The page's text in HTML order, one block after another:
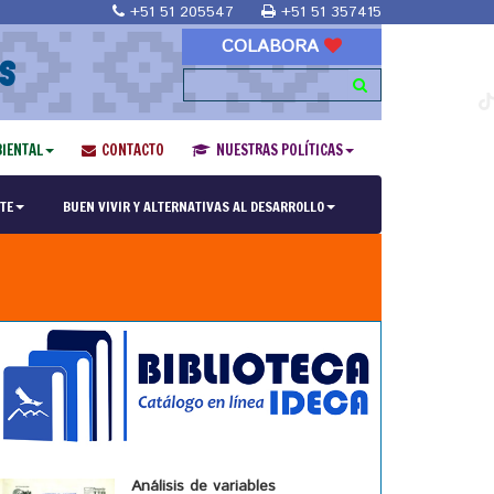
+51 51 205547 +51 51 357415
COLABORA
CONTACTO NUESTRAS POLÍTICAS
BUEN VIVIR Y ALTERNATIVAS AL DESARROLLO
Análisis de variables